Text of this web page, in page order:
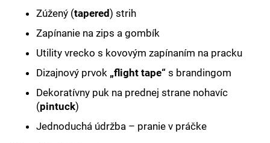
Zúžený (tapered) strih
Zapínanie na zips a gombík
Utility vrecko s kovovým zapínaním na pracku
Dizajnový prvok „flight tape“ s brandingom
Dekoratívny puk na prednej strane nohavíc
(pintuck)
Jednoduchá údržba – pranie v práčke